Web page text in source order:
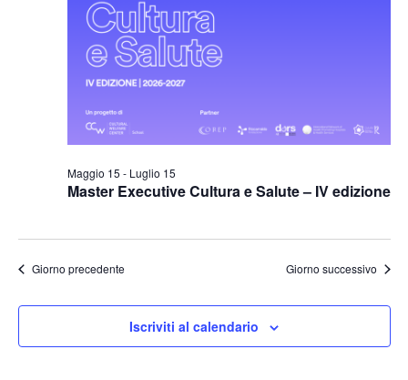
Master Executive Cultura e Salute – IV edizione
Maggio 15 - Luglio 15
Giorno precedente Giorno successivo
Iscriviti al calendario